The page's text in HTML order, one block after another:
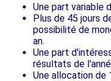
Une part variable
Plus de 45 jours
possibilité de
an.
Une part
résultats de
Une allocation de